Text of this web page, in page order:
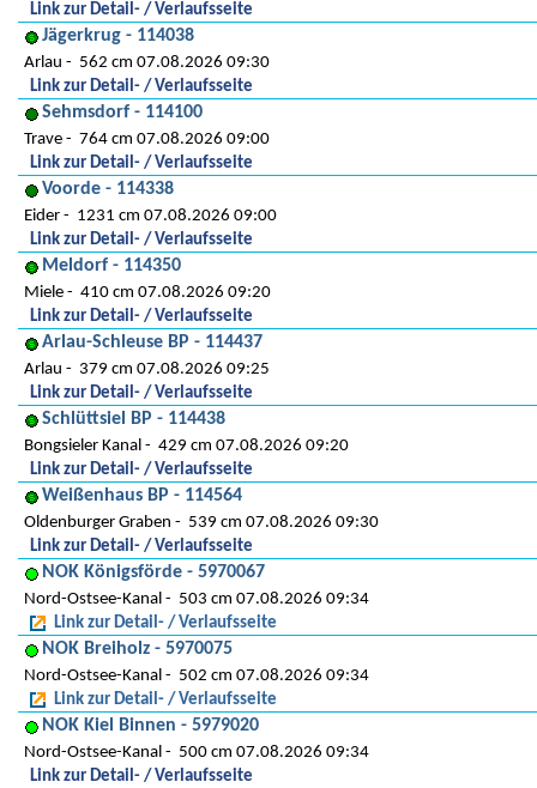
Link zur Detail- / Verlaufsseite
Jägerkrug - 114038
Arlau
562 cm 07.08.2026 09:30
Link zur Detail- / Verlaufsseite
Sehmsdorf - 114100
Trave
764 cm 07.08.2026 09:00
Link zur Detail- / Verlaufsseite
Voorde - 114338
Eider
1231 cm 07.08.2026 09:00
Link zur Detail- / Verlaufsseite
Meldorf - 114350
Miele
410 cm 07.08.2026 09:20
Link zur Detail- / Verlaufsseite
Arlau-Schleuse BP - 114437
Arlau
379 cm 07.08.2026 09:25
Link zur Detail- / Verlaufsseite
Schlüttsiel BP - 114438
Bongsieler Kanal
429 cm 07.08.2026 09:20
Link zur Detail- / Verlaufsseite
Weißenhaus BP - 114564
Oldenburger Graben
539 cm 07.08.2026 09:30
Link zur Detail- / Verlaufsseite
NOK Königsförde - 5970067
Nord-Ostsee-Kanal
503 cm 07.08.2026 09:34
Link zur Detail- / Verlaufsseite
NOK Breiholz - 5970075
Nord-Ostsee-Kanal
502 cm 07.08.2026 09:34
Link zur Detail- / Verlaufsseite
NOK Kiel Binnen - 5979020
Nord-Ostsee-Kanal
500 cm 07.08.2026 09:34
Link zur Detail- / Verlaufsseite